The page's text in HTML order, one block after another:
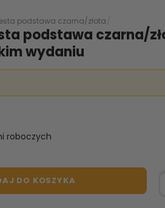
podstawa czarna/złota
podstawa czarna/
wydaniu
roboczych
DO KOSZYKA